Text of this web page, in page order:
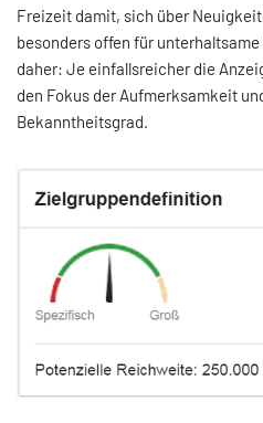
Freizeit damit, sich über
besonders offen für
daher: Je einfallsreicher die
den Fokus der Aufmerksamkeit
Bekanntheitsgrad.